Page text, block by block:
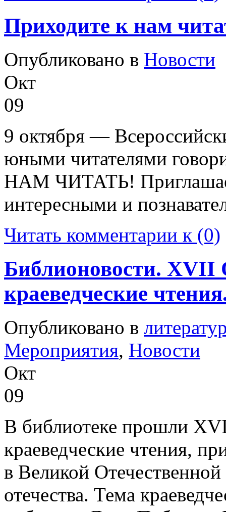
Приходите к нам
Опубликовано в Новости
Окт
09
9 октября —
юными читателями
НАМ ЧИТАТЬ!
интересными и
Читать комментарии к (0)
Библионовости. XVII
краеведческие
Опубликовано в
Мероприятия, Новости
Окт
09
В библиотеке прошли
краеведческие чтения,
в Великой
отечества. Тема